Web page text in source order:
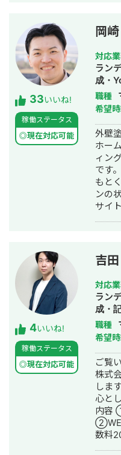
額費
行なってお
です。 アフロリゾ
https://
グプ
山陽
http://
様
なレ
てお
末永
す。
土日
ーズ
ただ
にご相談
関係
の県
す笑
33いいね!
稼働ステータス
◎現在対応可能
岡
対応
ラン
成・
ち上
SNS
ィン
ナー
告運
構築
職種
希望
外壁
ホー
ィン
です。 【取引先例】 ◎株式会社 やま
もと
ンの
サイ
ムコ
様 ご
→サ
グ広告運用
ィア
壁塗装
ワー
「ガ
壁」
玉 リ
「つ
ードで
・高
社に
事業
出店
4いいね!
稼働ステータス
◎現在対応可能
吉
対応
ラン
成・
ナー
告運
職種
希望
ご覧
株式
しま
心とし
内容
数料20%） 🔻サービ